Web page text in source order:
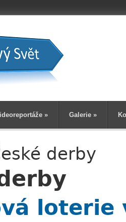
» Galerie »
derby
loterie